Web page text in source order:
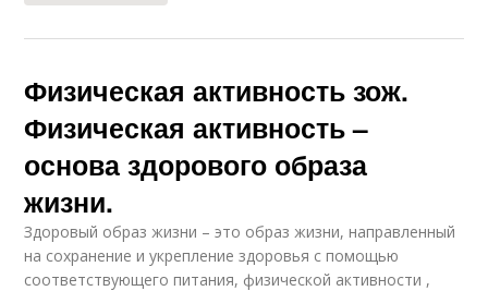
Физическая активность зож.
Физическая активность –
основа здорового образа
жизни.
Здоровый образ жизни – это образ жизни, направленный
на сохранение и укрепление здоровья с помощью
соответствующего питания, физической активности ,